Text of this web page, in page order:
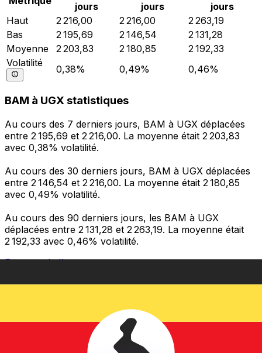
jours
jours
jours
Haut
2 216,00 2 216,00
2 263,19
Bas
2 195,69 2 146,54
2 131,28
Moyenne
2 203,83 2 180,85
2 192,33
Volatilité
0,38% 0,49% 0,46%
BAM à UGX statistiques
Au cours des 7 derniers jours, BAM à UGX déplacées
entre 2 195,69 et 2 216,00. La moyenne était 2 203,83
avec 0,38% volatilité.
Au cours des 30 derniers jours, BAM à UGX déplacées
entre 2 146,54 et 2 216,00. La moyenne était 2 180,85
avec 0,49% volatilité.
Au cours des 90 derniers jours, les BAM à UGX
déplacées entre 2 131,28 et 2 263,19. La moyenne était
2 192,33 avec 0,46% volatilité.
Envoyer de l’argent
Gérez votre argent et vos devises lorsque vous
L'application Xe réunit toutes les fonctionnalités
nécessaires pour vos transferts d'argent internationaux
et la gestion de vos devises. Convertissez des devises,